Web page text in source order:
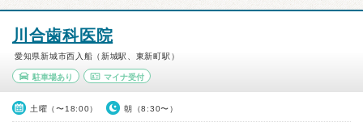
川合歯科医院
愛知県新城市西入船（新城駅、東新町駅）
駐車場あり マイナ受付
土曜（〜18:00） 朝（8:30〜）